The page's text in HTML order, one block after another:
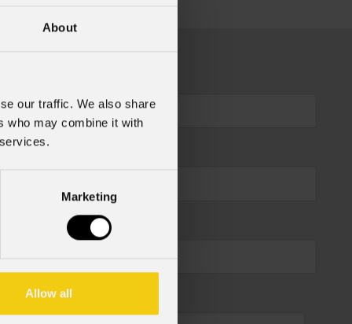
About
our traffic. We also share
who may combine it with
Marketing
Allow all